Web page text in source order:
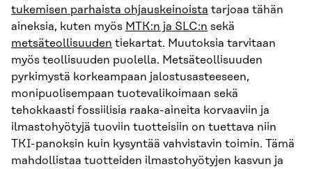
tukemisen parhaista ohjauskeinoista tarjoaa tähän
aineksia, kuten myös MTK:n ja SLC:n sekä
metsäteollisuuden tiekartat. Muutoksia tarvitaan
myös teollisuuden puolella. Metsäteollisuuden
pyrkimystä korkeampaan jalostusasteeseen,
monipuolisempaan tuotevalikoimaan sekä
tehokkaasti fossiilisia raaka-aineita korvaaviin ja
ilmastohyötyjä tuoviin tuotteisiin on tuettava niin
TKI-panoksin kuin kysyntää vahvistavin toimin. Tämä
mahdollistaa tuotteiden ilmastohyötyjen kasvun ja